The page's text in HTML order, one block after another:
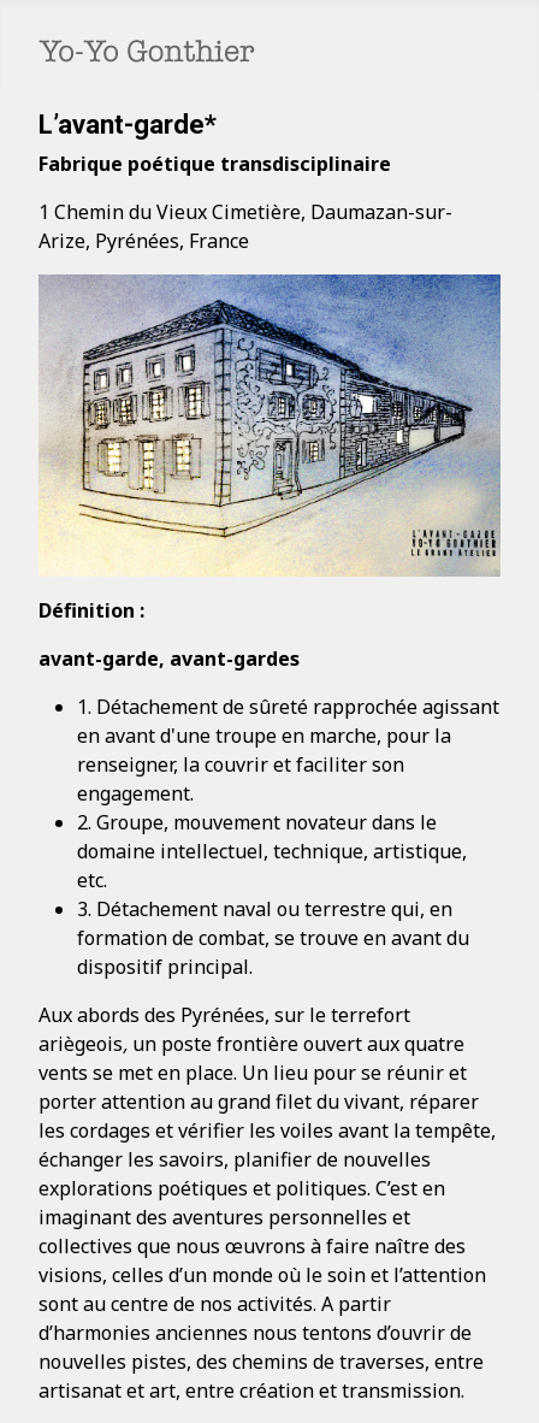
L’avant-garde*
Fabrique poétique transdisciplinaire
1 Chemin du Vieux Cimetière, Daumazan-sur-
Arize, Pyrénées, France
Définition :
avant-garde, avant-gardes
1. Détachement de sûreté rapprochée agissant
en avant d'une troupe en marche, pour la
renseigner, la couvrir et faciliter son
engagement.
2. Groupe, mouvement novateur dans le
domaine intellectuel, technique, artistique,
etc.
3. Détachement naval ou terrestre qui, en
formation de combat, se trouve en avant du
dispositif principal.
Aux abords des Pyrénées, sur le terrefort
ariègeois, un poste frontière ouvert aux quatre
vents se met en place. Un lieu pour se réunir et
porter attention au grand filet du vivant, réparer
les cordages et vérifier les voiles avant la tempête,
échanger les savoirs, planifier de nouvelles
explorations poétiques et politiques. C’est en
imaginant des aventures personnelles et
collectives que nous œuvrons à faire naître des
visions, celles d’un monde où le soin et l’attention
sont au centre de nos activités. A partir
d’harmonies anciennes nous tentons d’ouvrir de
nouvelles pistes, des chemins de traverses, entre
artisanat et art, entre création et transmission.